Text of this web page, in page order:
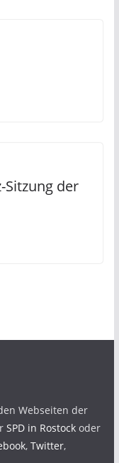
Sitzung der
Webseiten der
SPD in Rostockoder
, Twitter,